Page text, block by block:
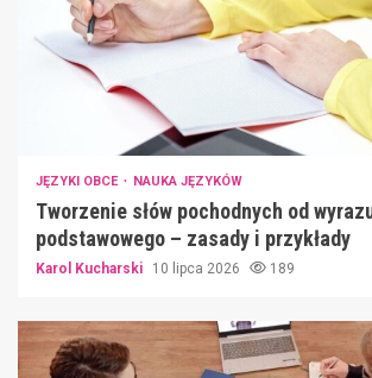
JĘZYKI OBCE NAUKA JĘZYKÓW
Tworzenie słów pochodnych od
podstawowego – zasady i przykłady
Karol Kucharski 10 lipca 2026 189